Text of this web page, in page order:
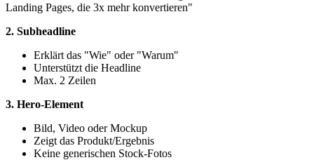
Landing Pages, die 3x mehr konvertieren"
2. Subheadline
Erklärt das "Wie" oder "Warum"
Unterstützt die Headline
Max. 2 Zeilen
3. Hero-Element
Bild, Video oder Mockup
Zeigt das Produkt/Ergebnis
Keine generischen Stock-Fotos